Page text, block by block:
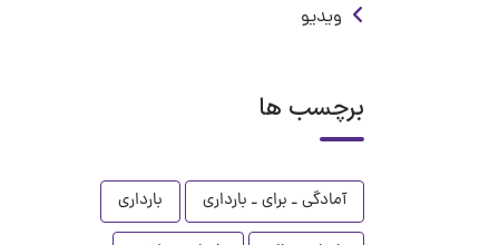
ویدیو
برچسب ها
آمادگی ـ برای ـ بارداری
بارداری